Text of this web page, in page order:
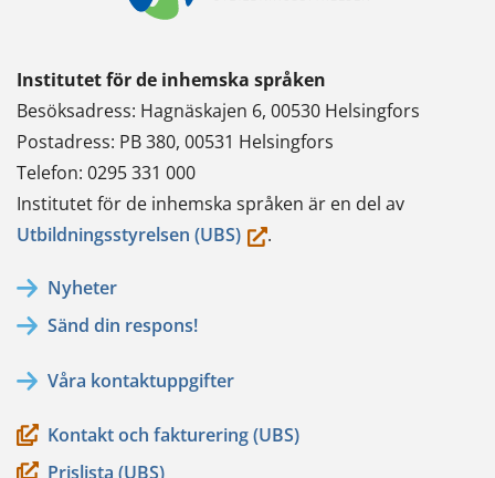
Institutet för de inhemska språken
Besöksadress: Hagnäskajen 6, 00530 Helsingfors
Postadress: PB 380, 00531 Helsingfors
Telefon: 0295 331 000
Institutet för de inhemska språken är en del av
Utbildningsstyrelsen (UBS)(du.
Nyheter
Sänd din respons!
Våra kontaktuppgifter
Kontakt och fakturering (UBS)
Prislista (UBS)